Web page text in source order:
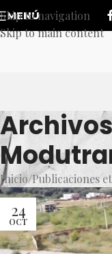
Skip to navigation
Skip to main content
MENÚ
Inicio Publicaciones
24
OCT